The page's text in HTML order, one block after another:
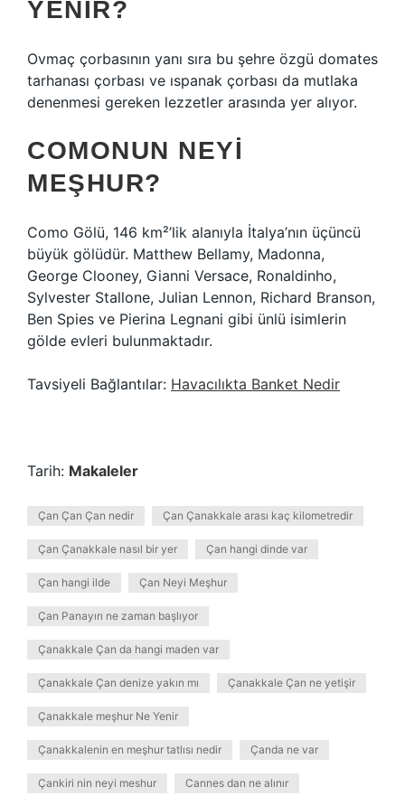
YENIR?
Ovmaç çorbasının yanı sıra bu şehre özgü domates
tarhanası çorbası ve ıspanak çorbası da mutlaka
denenmesi gereken lezzetler arasında yer alıyor.
COMONUN NEYI
MEŞHUR?
Como Gölü, 146 km²’lik alanıyla İtalya’nın üçüncü
büyük gölüdür. Matthew Bellamy, Madonna,
George Clooney, Gianni Versace, Ronaldinho,
Sylvester Stallone, Julian Lennon, Richard Branson,
Ben Spies ve Pierina Legnani gibi ünlü isimlerin
gölde evleri bulunmaktadır.
Tavsiyeli Bağlantılar: Havacılıkta Banket Nedir
Tarih: Makaleler
Çan Çan Çan nedir Çan Çanakkale arası kaç kilometredir
Çan Çanakkale nasıl bir yer Çan hangi dinde var
Çan hangi ilde Çan Neyi Meşhur
Çan Panayırı ne zaman başlıyor
Çanakkale Çan da hangi maden var
Çanakkale Çan denize yakın mı Çanakkale Çan ne yetişir
Çanakkale meşhur Ne Yenir
Çanakkalenin en meşhur tatlısı nedir Çanda ne var
Çankiri nin neyi meshur Cannes dan ne alınır